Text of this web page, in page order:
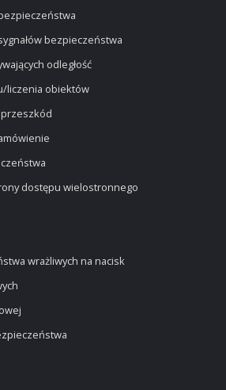
bezpieczeństwa
odległość
liczenia obiektów
przeszkód
dostępu wielostronnego
wrażliwych na nacisk